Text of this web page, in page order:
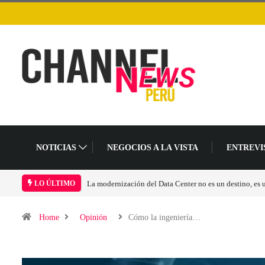
NOTICIAS NEGOCIOS A LA VISTA
LO ÚLTIMO Los ingresos por semiconductores aumentarán más de
Home Opinión Cómo la ingeniería…